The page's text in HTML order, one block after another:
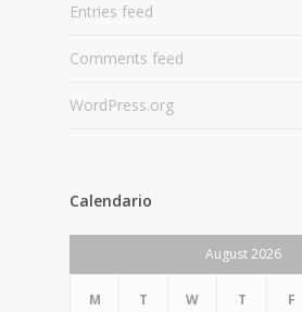
Entries feed
Comments feed
WordPress.org
Calendario
August 2026
M T W T F